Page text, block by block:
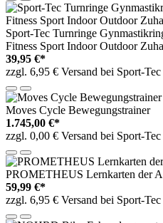
Sport-Tec Turnringe
Fitness Sport Indoor Outdoor
39,95 €*
zzgl. 6,95 € Versand bei Sport-Tec
Moves Cycle Bewegungstrainer
1.745,00 €*
zzgl. 0,00 € Versand bei Sport-Tec
PROMETHEUS Lernkarten der
59,99 €*
zzgl. 6,95 € Versand bei Sport-Tec